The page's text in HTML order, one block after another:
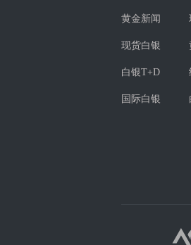
黄金新闻
现货白银
白银T+D
国际白银